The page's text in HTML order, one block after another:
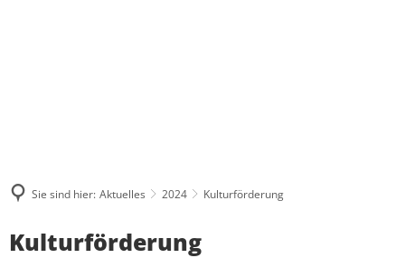
JUGENDATLAS WESTERWALD
REDENARCHIV INDIVIDUELLE BESUCHE
Sie sind hier: Aktuelles 2024 Kulturförderung
Kulturförderung